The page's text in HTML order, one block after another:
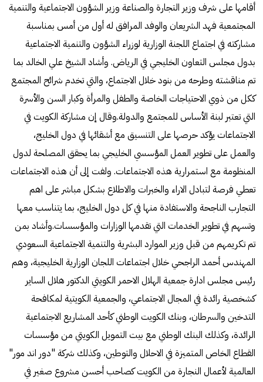
أقامها على شرف وزير التجارة والصناعة وزير الشؤون الاجتماعية والتنمية
المجتمعية فهد الشريعان والوفد المرافق له أول من أمس بمناسبة
مشاركته في اجتماع اللجنة الوزارية لوزراء الشؤون والتنمية الاجتماعية
بدول مجلس التعاون الخليجي في الرياض. وأشاد الشيخ علي الخالد بما
تم مناقشته وطرحه من بنود خلال الاجتماع، والتي تخدم شرائح المجتمع
ككل من ذوي الاحتياجات الخاصة والطفل والمرأة وكبار السن والأسرة
التي تعتبر لبنة الأساس للمجتمع والدولة.وقال إن مشاركة الكويت في
الاجتماعات يؤكد حرصها على التنسيق مع أشقائها في دول الخليج،
والعمل على تطوير العمل المؤسسي الخليجي بما يحقق المصلحة لدول
المنظومة مع استمرارية هذه الاجتماعات. ولفت إلى أن هذه الاجتماعات
تعطي فرصة لتبادل الاراء والخبرات والاطلاع بشكل مباشر على اهم
التجارب الناجحة والاستفادة منها في كل دول الخليج، بما يتناسب معها
وتسهم في تطوير الخدمات التي تقدمها الوزارات والمؤسسات.وأشاد بمن
تم تكريمهم من قبل وزير الموارد البشرية والتنمية الاجتماعية السعودي
المهندس أحمد الراجحي خلال اجتماعات اللجان الوزارية الخليجية، وهم
رئيس مجلس ادارة جمعية الهلال الاحمر الكويتي الدكتور هلال الساير
كشخصية رائدة في المجال الاجتماعي، والجمعية الكويتية لمكافحة
التدخين والسرطان، وبنك الكويت الوطني كأحد المشاريع الاجتماعية
الرائدة، وكذلك البنك الوطني مع بيت التمويل الكويتي من مؤسسات
القطاع الخاص المتميزة في الاحلال والتوطين، وكذلك شركة "دور اند مور"
العالمية لأعمال النجارة من الكويت كصاحب أحسن مشروع صغير في